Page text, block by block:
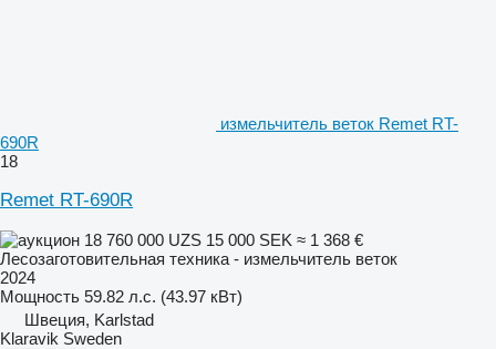
измельчитель веток Remet RT-
690R
18
Remet RT-690R
18 760 000 UZS 15 000 SEK ≈ 1 368 €
Лесозаготовительная техника - измельчитель веток
2024
Мощность 59.82 л.с. (43.97 кВт)
Швеция, Karlstad
Klaravik Sweden